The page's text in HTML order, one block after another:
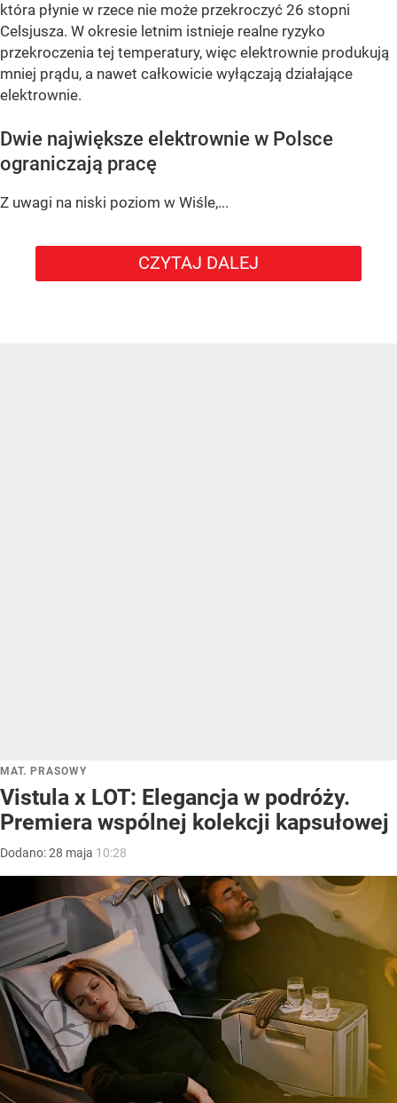
która płynie w rzece nie może przekroczyć 26 stopni
Celsjusza. W okresie letnim istnieje realne ryzyko
przekroczenia tej temperatury, więc elektrownie produkują
mniej prądu, a nawet całkowicie wyłączają działające
elektrownie.
Dwie największe elektrownie w Polsce
ograniczają pracę
Z uwagi na niski poziom w Wiśle,...
CZYTAJ DALEJ
MAT. PRASOWY
Vistula x LOT: Elegancja w podróży.
Premiera wspólnej kolekcji kapsułowej
Dodano:28 maja 10:28